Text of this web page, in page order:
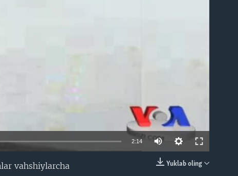
2:14
Yuklab oling
vahshiylarcha